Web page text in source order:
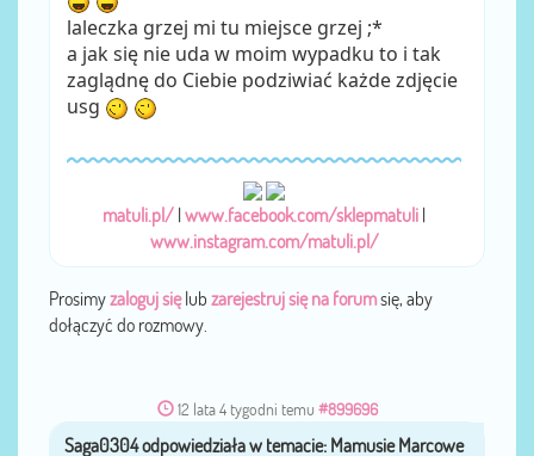
laleczka grzej mi tu miejsce grzej ;*
a jak się nie uda w moim wypadku to i tak
zaglądnę do Ciebie podziwiać każde zdjęcie
usg
matuli.pl/ |www.facebook.com/sklepmatuli |
www.instagram.com/matuli.pl/
Prosimyzaloguj sięlub zarejestruj się na forumsię, aby
dołączyć do rozmowy.
12 lata 4 tygodni temu #899696
przezSaga0304